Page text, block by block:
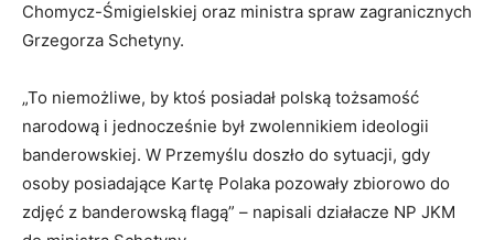
Chomycz-Śmigielskiej oraz ministra spraw zagranicznych
Grzegorza Schetyny.
„To niemożliwe, by ktoś posiadał polską tożsamość
narodową i jednocześnie był zwolennikiem ideologii
banderowskiej. W Przemyślu doszło do sytuacji, gdy
osoby posiadające Kartę Polaka pozowały zbiorowo do
zdjęć z banderowską flagą” – napisali działacze NP JKM